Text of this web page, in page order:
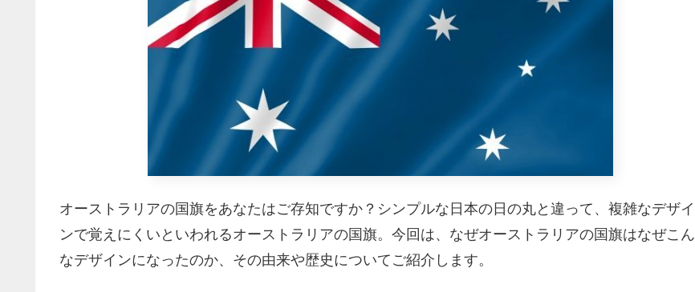
オーストラリアの国旗をあなたはご存知ですか？シンプルな日本の日の丸と違って、複雑なデザイ
ンで覚えにくいといわれるオーストラリアの国旗。今回は、なぜオーストラリアの国旗はなぜこん
なデザインになったのか、その由来や歴史についてご紹介します。